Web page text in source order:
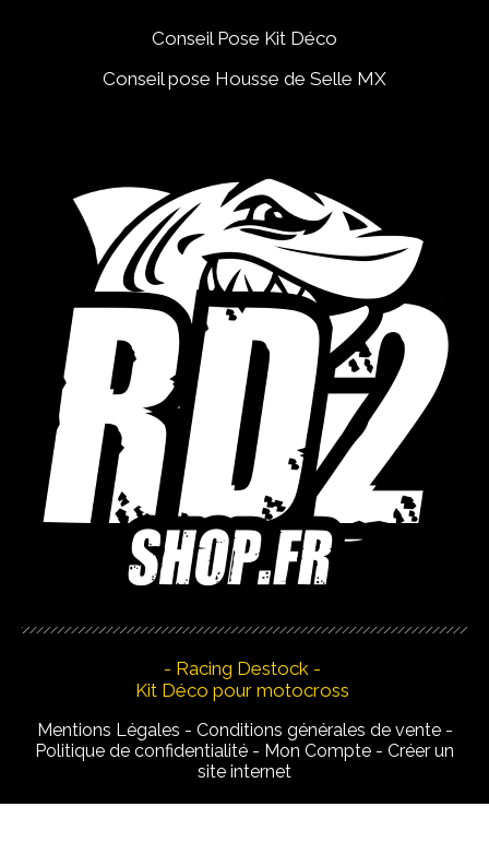
Conseil Pose Kit Déco
Conseil pose Housse de Selle MX
- Racing Destock -
Kit Déco pour motocross
Mentions Légales
Conditions générales de vente
Politique de confidentialité
Mon Compte
Créer un
site internet